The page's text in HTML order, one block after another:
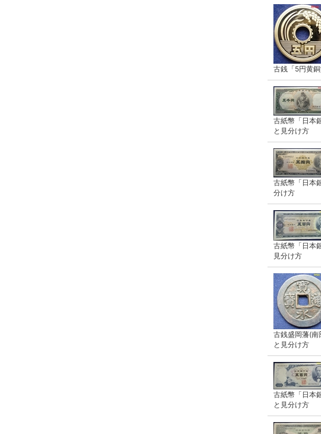
古銭「5円黄
古紙幣「日本
と見分け方
古紙幣「日本
分け方
古紙幣「日本
見分け方
古銭盛岡藩(南
と見分け方
古紙幣「日本
と見分け方